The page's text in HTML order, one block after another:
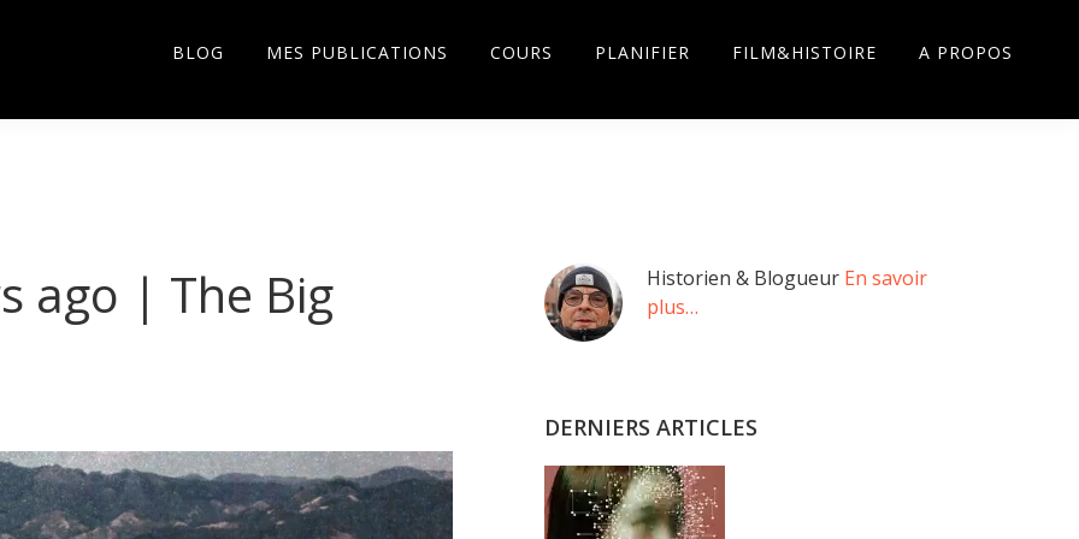
BLOG MES PUBLICATIONS COURS PLANIFIER FILM&HISTOIRE A PROPOS
ago | The Big
Barre
latérale
Historien & Blogueur En savoir
plus…
DERNIERS ARTICLES